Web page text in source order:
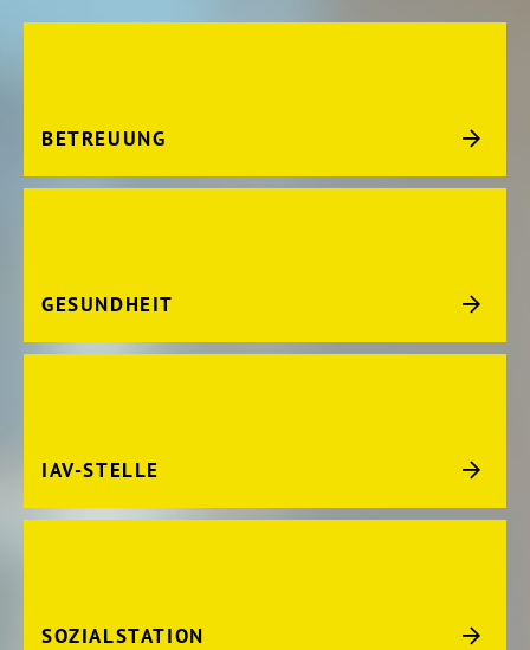
BETREUUNG
GESUNDHEIT
IAV-STELLE
SOZIALSTATION